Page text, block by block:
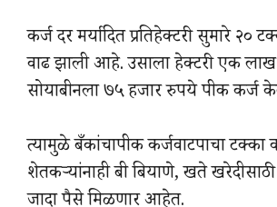
कर्ज दर मर्यादित प्रतिहेक्टरी सुमारे २०
वाढ झाली आहे. उसाला हेक्टरी एक
सोयाबीनला ७५ हजार रुपये पीक
त्यामुळे बँकांचापीक कर्जवाटपाचा टक्का
शेतकऱ्यांनाही बी बियाणे, खते